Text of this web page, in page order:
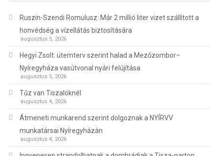
Ruszin-Szendi Romulusz: Már 2 millió liter vizet szállított a
honvédség a vízellátás biztosítására
augusztus 5, 2026
Hegyi Zsolt: ütemterv szerint halad a Mezőzombor–
Nyíregyháza vasútvonal nyári felújítása
augusztus 5, 2026
Tűz van Tiszalöknél
augusztus 4, 2026
Átmeneti munkarend szerint dolgoznak a NYÍRVV
munkatársai Nyíregyházán
augusztus 4, 2026